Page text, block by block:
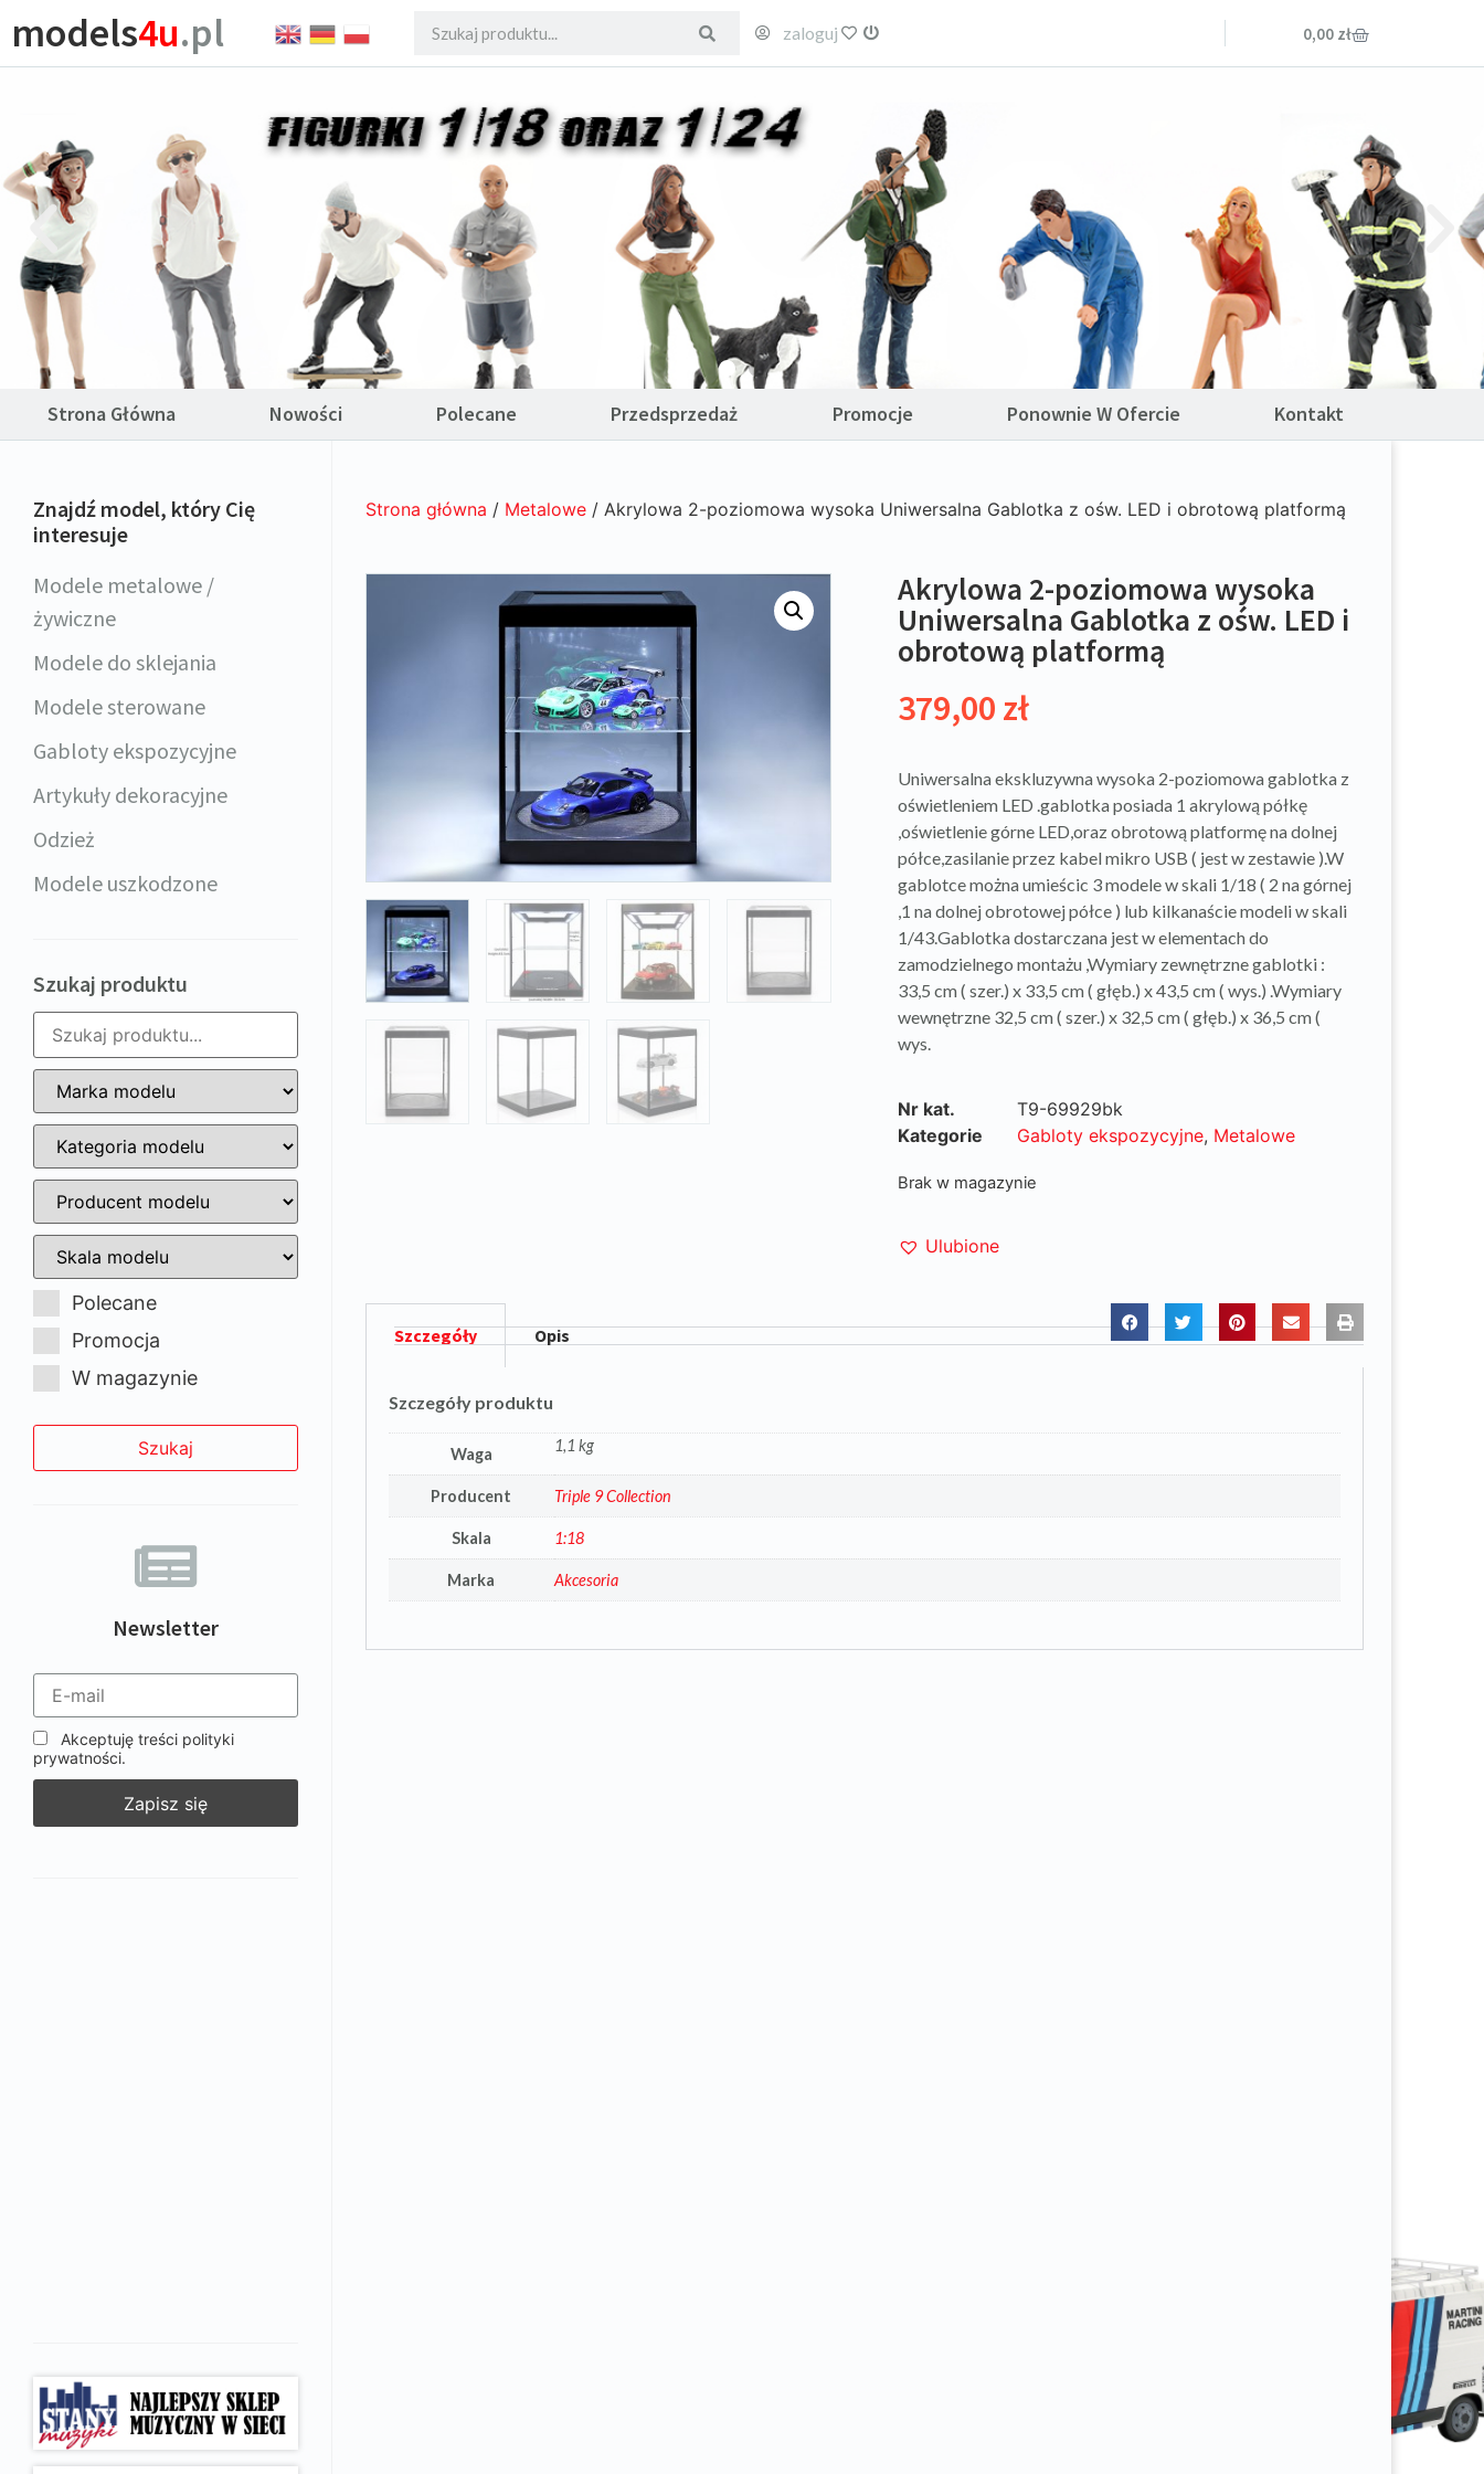
models4u.pl zaloguj ulubione 0,00 zł
Strona Główna Nowości Polecane Przedsprzedaż Promocje Ponownie W Ofercie Kontakt
Znajdź model, który Cię
interesuje
Modele metalowe /
żywiczne
Modele do sklejania
Modele sterowane
Gabloty ekspozycyjne
Artykuły dekoracyjne
Odzież
Modele uszkodzone
Szukaj produktu
Polecane
Promocja
W magazynie
Newsletter
Akceptuję treści polityki
prywatności.
Strona główna / Metalowe/ Akrylowa 2-poziomowa wysoka Uniwersalna Gablotka z ośw. LED i obrotową platformą
Akrylowa 2-poziomowa wysoka
Uniwersalna Gablotka z ośw. LED i
obrotową platformą
379,00 zł
Uniwersalna ekskluzywna wysoka 2-poziomowa gablotka z
oświetleniem LED .gablotka posiada 1 akrylową półkę
,oświetlenie górne LED,oraz obrotową platformę na dolnej
półce,zasilanie przez kabel mikro USB ( jest w zestawie ).W
gablotce można umieścic 3 modele w skali 1/18 ( 2 na górnej
,1 na dolnej obrotowej półce ) lub kilkanaście modeli w skali
1/43.Gablotka dostarczana jest w elementach do
zamodzielnego montażu ,Wymiary zewnętrzne gablotki :
33,5 cm ( szer.) x 33,5 cm ( głęb.) x 43,5 cm ( wys.) .Wymiary
wewnętrzne 32,5 cm ( szer.) x 32,5 cm ( głęb.) x 36,5 cm (
wys.
Nr kat.
T9-69929bk
Kategorie
Gabloty ekspozycyjne, Metalowe
Brak w magazynie
Ulubione
Szczegóły Opis
Szczegóły produktu
Waga 1,1 kg
Producent Triple 9 Collection
Skala 1:18
Marka Akcesoria